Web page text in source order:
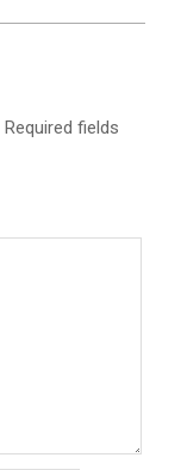
Required fields